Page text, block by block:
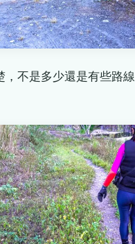
，不是多少還是有些路